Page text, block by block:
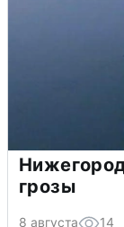
грозы
8 августа 14